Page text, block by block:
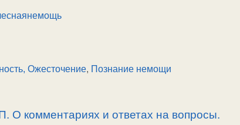
Ожесточение, Познание немощи
О комментариях и ответах на вопросы.